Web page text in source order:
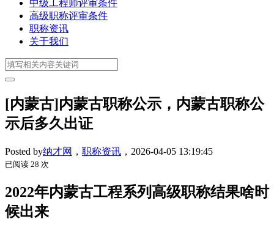
中级工程师评审条件
高级职称评审条件
职称资讯
关于我们
[内蒙古]内蒙古职称公示，内蒙古职称公
示后多久出证
Posted by纳才网 ， 职称资讯 ， 2026-04-05 13:19:45
已阅读 28 次
2022年内蒙古工程系列高级职称结果啥时
候出来